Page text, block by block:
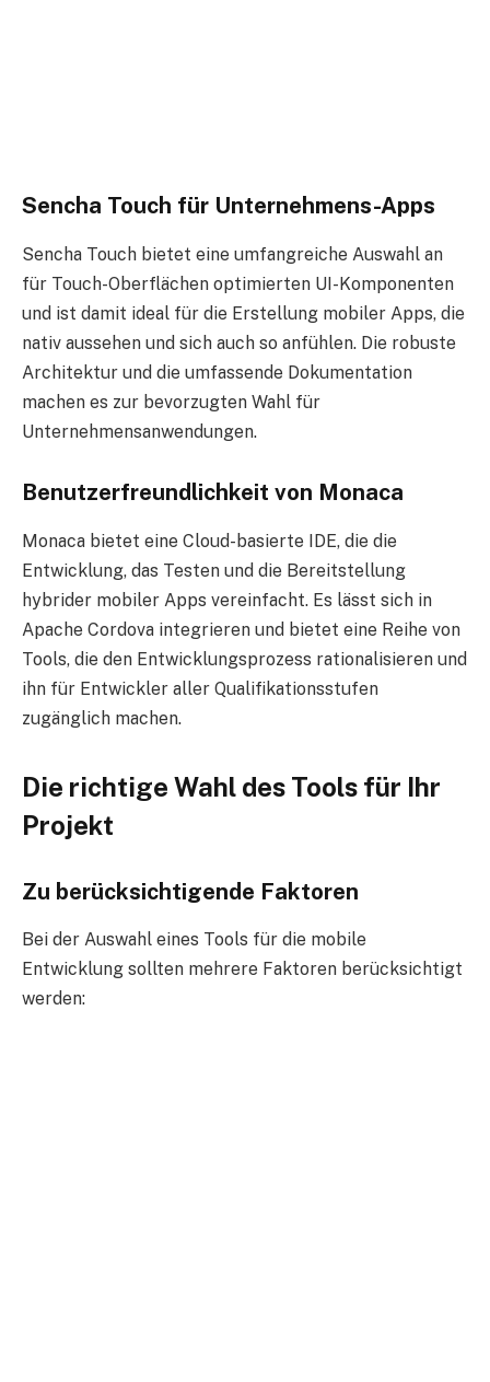
Sencha Touch für Unternehmens-Apps
Sencha Touch bietet eine umfangreiche Auswahl an
für Touch-Oberflächen optimierten UI-Komponenten
und ist damit ideal für die Erstellung mobiler Apps, die
nativ aussehen und sich auch so anfühlen. Die robuste
Architektur und die umfassende Dokumentation
machen es zur bevorzugten Wahl für
Unternehmensanwendungen.
Benutzerfreundlichkeit von Monaca
Monaca bietet eine Cloud-basierte IDE, die die
Entwicklung, das Testen und die Bereitstellung
hybrider mobiler Apps vereinfacht. Es lässt sich in
Apache Cordova integrieren und bietet eine Reihe von
Tools, die den Entwicklungsprozess rationalisieren und
ihn für Entwickler aller Qualifikationsstufen
zugänglich machen.
Die richtige Wahl des Tools für Ihr
Projekt
Zu berücksichtigende Faktoren
Bei der Auswahl eines Tools für die mobile
Entwicklung sollten mehrere Faktoren berücksichtigt
werden: